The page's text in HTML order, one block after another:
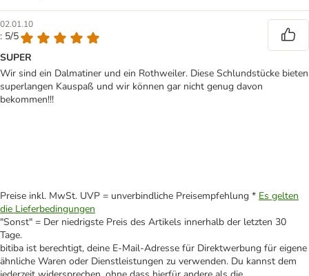
02.01.10
: 5/5
SUPER
Wir sind ein Dalmatiner und ein Rothweiler. Diese Schlundstücke bieten
superlangen Kauspaß und wir können gar nicht genug davon
bekommen!!!
Preise inkl. MwSt. UVP = unverbindliche Preisempfehlung * Es gelten
die Lieferbedingungen
"Sonst" = Der niedrigste Preis des Artikels innerhalb der letzten 30
Tage.
bitiba ist berechtigt, deine E-Mail-Adresse für Direktwerbung für eigene
ähnliche Waren oder Dienstleistungen zu verwenden. Du kannst dem